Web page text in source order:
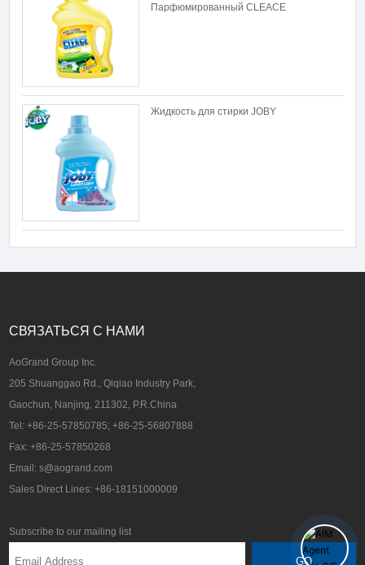
Парфюмированный CLEACE
Жидкость для стирки JOBY
СВЯЗАТЬСЯ С НАМИ
AoGrand Group Inc.
205 Shuanggao Rd., Qiqiao Industry Park,
Gaochun, Nanjing, 211302, P.R.China
Tel: +86-25-57850785; +86-25-56807888
Fax: +86-25-57850268
Email: s@aogrand.com
Sales Direct Lines: +86-18151000009
Subscribe to our mailing list
GO